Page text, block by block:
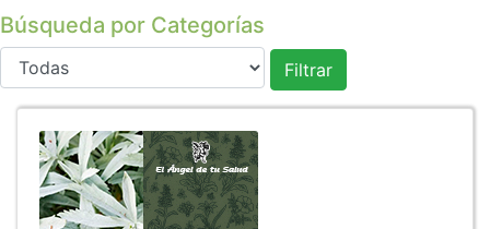
Búsqueda por Categorías
Filtrar